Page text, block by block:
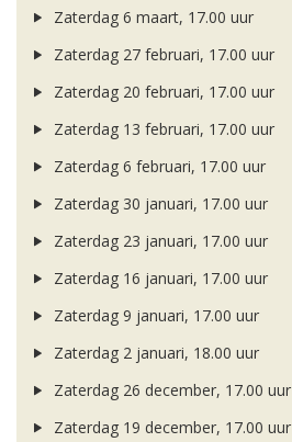
Zaterdag 6 maart, 17.00 uur
Zaterdag 27 februari, 17.00 uur
Zaterdag 20 februari, 17.00 uur
Zaterdag 13 februari, 17.00 uur
Zaterdag 6 februari, 17.00 uur
Zaterdag 30 januari, 17.00 uur
Zaterdag 23 januari, 17.00 uur
Zaterdag 16 januari, 17.00 uur
Zaterdag 9 januari, 17.00 uur
Zaterdag 2 januari, 18.00 uur
Zaterdag 26 december, 17.00 uur
Zaterdag 19 december, 17.00 uur